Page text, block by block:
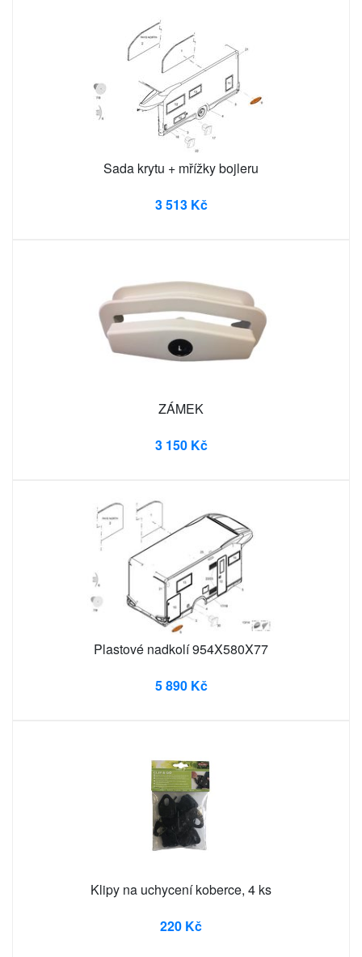
Sada krytu + mřížky bojleru
3 513 Kč
ZÁMEK
3 150 Kč
Plastové nadkolí 954X580X77
5 890 Kč
Klipy na uchycení koberce, 4 ks
220 Kč